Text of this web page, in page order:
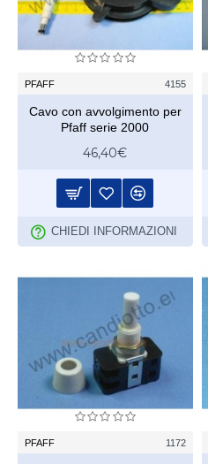
PFAFF 4155
Cavo con avvolgimento per
Pfaff serie 2000
46,40€
CHIEDI INFORMAZIONI
PFAFF 1172